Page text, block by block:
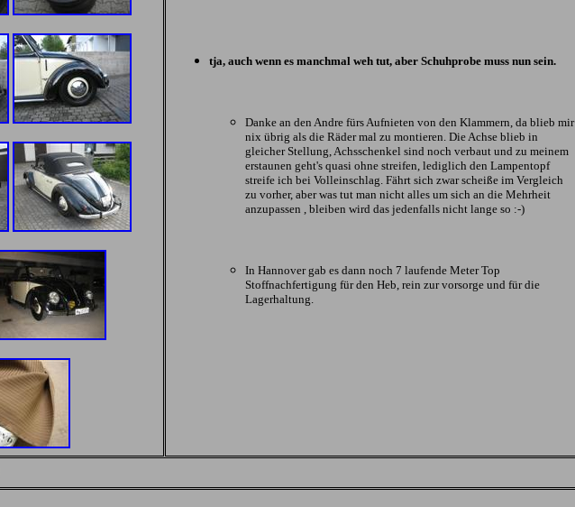
tja, auch wenn es manchmal weh tut, aber Schuhprobe muss nun sein.
Danke an den Andre fürs Aufnieten von den Klammern, da blieb mir
nix übrig als die Räder mal zu montieren. Die Achse blieb in
gleicher Stellung, Achsschenkel sind noch verbaut und zu meinem
erstaunen geht's quasi ohne streifen, lediglich den Lampentopf
streife ich bei Volleinschlag. Fährt sich zwar scheiße im Vergleich
zu vorher, aber was tut man nicht alles um sich an die Mehrheit
anzupassen , bleiben wird das jedenfalls nicht lange so :-)
In Hannover gab es dann noch 7 laufende Meter Top
Stoffnachfertigung für den Heb, rein zur vorsorge und für die
Lagerhaltung.